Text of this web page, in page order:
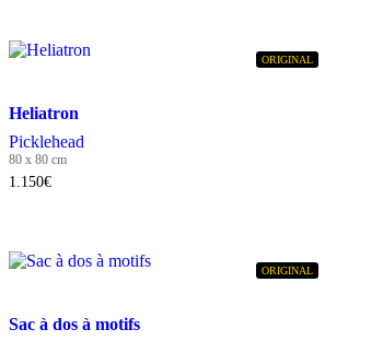
ORIGINAL
Heliatron
Picklehead
80 x 80 cm
1.150€
ORIGINAL
Sac à dos à motifs